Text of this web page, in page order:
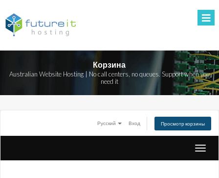
Корзина
Australian Website Hosting | No call centers, no queues. Support when you
need it
Русский Вход Просмотр корзины